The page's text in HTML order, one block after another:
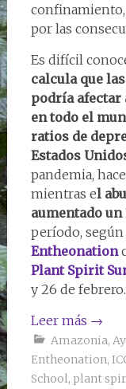
por las
Es difícil
calcula que
podría afectar
en todo el
ratios de
Estados
pandemia,
mientras el
aumentado un
período,
Entheonation
Plant Spirit
y 26 de febrero.
Leer más →
Amazonia,
Entheonation,
School, plant